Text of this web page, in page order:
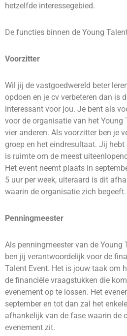
hetzelfde interessegebied.
De functies binnen de Young
Voorzitter
Wil jij de vastgoedwereld beter
opdoen en je cv verbeteren dan is
interessant voor jou. Je bent als
voor de organisatie van het Young
vier anderen. Als voorzitter ben je
groep en het eindresultaat. Jij hebt
is ruimte om de meest
Het event neemt plaats in
5 uur per week, uiteraard is dit
waarin de organisatie zich begeeft.
Penningmeester
Als penningmeester van de Young
ben jij verantwoordelijk voor de
Talent Event. Het is jouw taak om
de financiële vraagstukken die
evenement op te lossen. Het
september en tot dan zal het
afhankelijk van de fase waarin de
evenement zit.